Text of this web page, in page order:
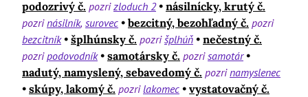
podozrivý č. pozrizloduch 2
násilnícky, krutý č.
pozrinásilník surovec bezcitný, bezohľadný č. pozri
bezcitník
šplhúnsky č. pozrišplhúň
nečestný č.
pozripodovodník samotársky č. pozrisamotár
nadutý, namyslený, sebavedomý č. pozrinamyslenec
skúpy, lakomý č. pozrilakomec
vystatovačný č.